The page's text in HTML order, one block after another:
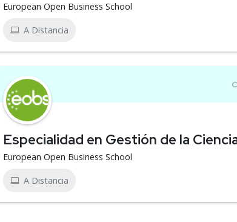
European Open Business School
A Distancia
Especialidad en Gestión de la
European Open Business School
A Distancia